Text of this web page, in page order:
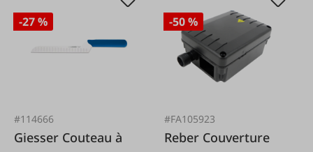
-27 %
#114666
Giesser Couteau à
-50 %
#FA105923
Reber Couverture